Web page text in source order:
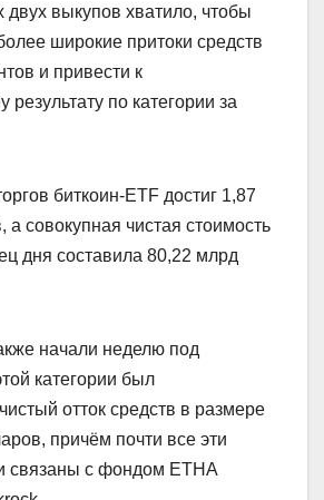
двух выкупов хватило, чтобы
широкие притоки средств
и привести к
результату по категории за
биткоин-ETF достиг 1,87
а совокупная чистая стоимость
дня составила 80,22 млрд
начали неделю под
категории был
отток средств в размере
причём почти все эти
связаны с фондом ETHA